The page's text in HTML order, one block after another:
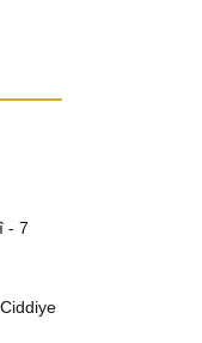
- 7